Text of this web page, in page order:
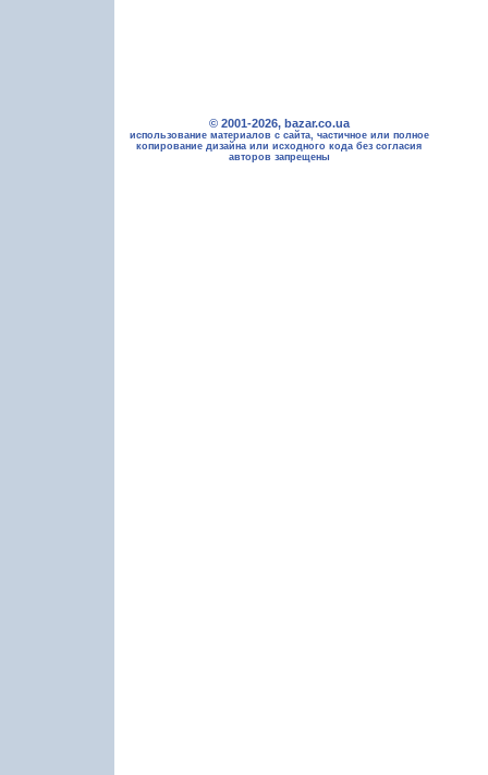
© 2001-2026, bazar.co.ua
использование материалов с сайта, частичное или полное
копирование дизайна или исходного кода без согласия
авторов запрещены